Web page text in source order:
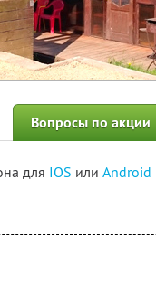
Вопросы по акции
для IOS или Android